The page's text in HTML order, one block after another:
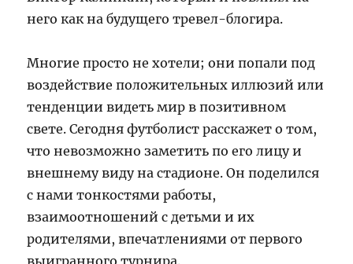
него как на будущего тревел-блогира.
Многие просто не хотели; они попали под
воздействие положительных иллюзий или
тенденции видеть мир в позитивном
свете. Сегодня футболист расскажет о том,
что невозможно заметить по его лицу и
внешнему виду на стадионе. Он поделился
с нами тонкостями работы,
взаимоотношений с детьми и их
родителями, впечатлениями от первого
выигранного турнира.